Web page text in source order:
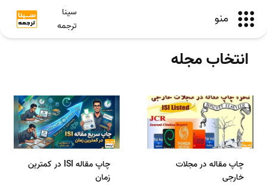
منو
سینا
ترجمه
انتخاب مجله
چاپ مقاله در مجلات
خارجی
چاپ مقاله ISI در کمترین
زمان